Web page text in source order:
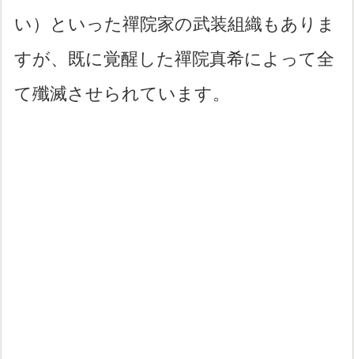
い）といった禪院家の武装組織もありま
すが、既に覚醒した禪院真希によって全
て殲滅させられています。